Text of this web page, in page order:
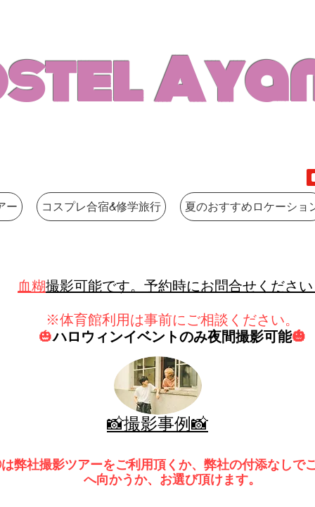
ー コスプレ合宿&修学旅行 夏のおすすめロケーショ
血糊撮影可能です。予約時にお問合せください
※体育館利用は事前にご相談ください。
🎃ハロウィンイベントのみ夜間撮影可能🎃
📸撮影事例📸
弊社撮影ツアーをご利用頂くか、弊社の付添なしで
へ向かうか、お選び頂けます。